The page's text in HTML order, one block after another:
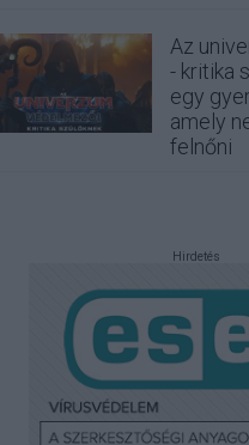
Az
- kritika
egy
amely
felnőni
Hirdetés